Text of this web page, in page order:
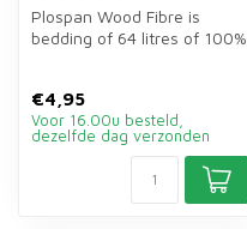
Plospan Wood Fibre is
bedding of 64 litres of 100%
€4,95
Voor 16.00u besteld,
dezelfde dag verzonden